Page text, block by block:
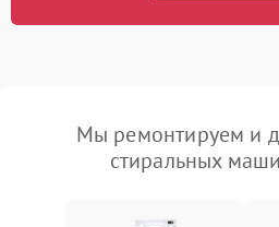
Мы ремонтируем и
стиральных